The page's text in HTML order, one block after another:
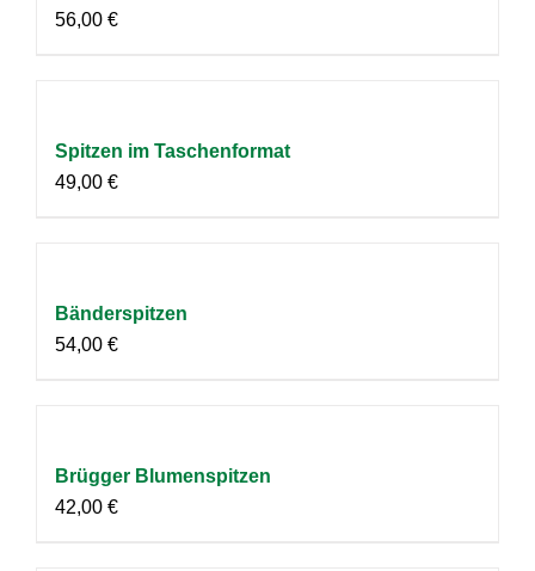
56,00 €
Spitzen im Taschenformat
49,00 €
Bänderspitzen
54,00 €
Brügger Blumenspitzen
42,00 €